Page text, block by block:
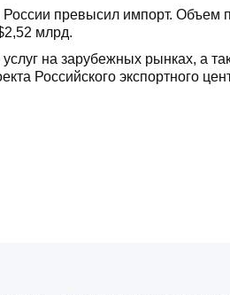
превысил импорт. Объем
млрд.
на зарубежных рынках, а
Российского экспортного